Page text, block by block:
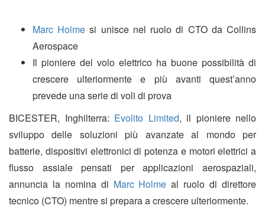
Marc Holme si unisce nel ruolo di CTO da Collins
Aerospace
Il pioniere del volo elettrico ha buone possibilità di
crescere ulteriormente e più avanti quest’anno
prevede una serie di voli di prova
BICESTER, Inghilterra: Evolito Limited, il pioniere nello
sviluppo delle soluzioni più avanzate al mondo per
batterie, dispositivi elettronici di potenza e motori elettrici a
flusso assiale pensati per applicazioni aerospaziali,
annuncia la nomina di Marc Holme al ruolo di direttore
tecnico (CTO) mentre si prepara a crescere ulteriormente.